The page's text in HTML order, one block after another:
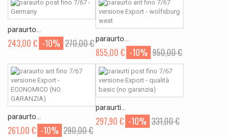
paraurto...
243,00 € -10% 270,00 €paraurto...
855,00 € -10% 950,00 €
paraurto...
261,00 € -10% 290,00 €
paraurti...
297,90 € -10% 331,00 €